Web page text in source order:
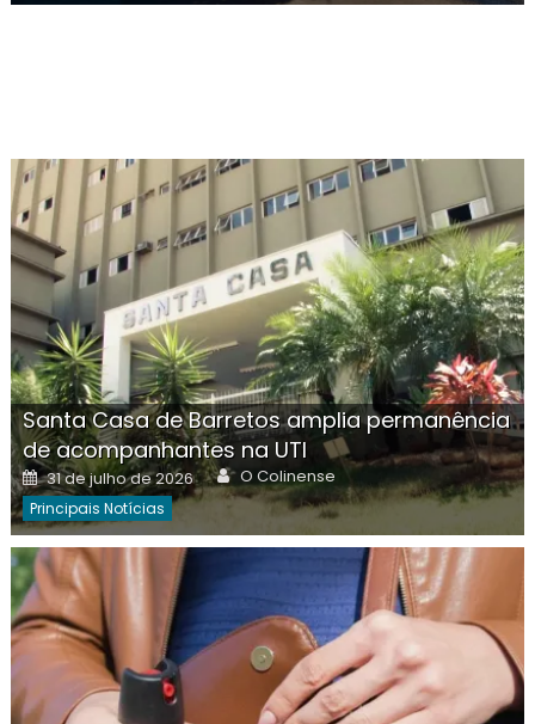
Santa Casa de Barretos amplia permanência
de acompanhantes na UTI
Posted
on
31 de julho de 2026 Author
O Colinense
Principais Notícias